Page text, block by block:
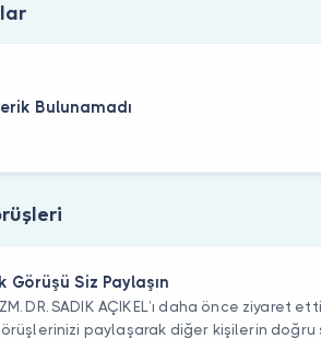
Bulunamadı
Görüşü Siz Paylaşın
DR. SADIK AÇIKEL’ı daha önce ziyaret
paylaşarak diğer kişilerin doğru